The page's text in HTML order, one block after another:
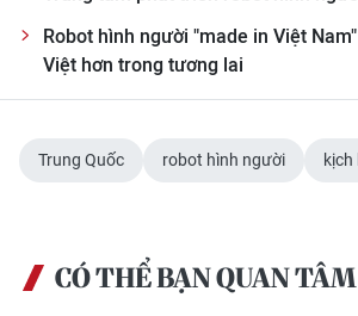
Robot hình người "made in Việt
Việt hơn trong tương lai
Trung Quốc robot hình người
CÓ THỂ BẠN QUAN TÂM